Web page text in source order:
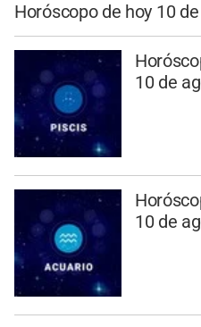
Horóscopo de hoy 10
10 de
10 de